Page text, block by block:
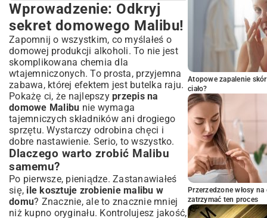
Wprowadzenie: Odkryj sekret domowego
Malibu!
Dlaczego warto zrobić Malibu samemu?
Co to jest Malibu i z czego się składa?
Kluczowe składniki oryginalnego likieru
Niezbędne składniki do Twojego
domowego Malibu
Wybór odpowiedniego rumu – biały czy
ciemny?
Mleczko kokosowe – gęste czy płynne?
Słodzik – cukier, syrop czy inny?
Krok po kroku: Jak przygotować
domowe Malibu?
Przygotowanie ekstraktu kokosowego
Łączenie składników i dojrzewanie
Butelkowanie i przechowywanie
Wprowadzenie: Odkryj
sekret domowego Malibu!
Zapomnij o wszystkim, co myślałeś o
domowej produkcji alkoholi. To nie jest
skomplikowana chemia dla
wtajemniczonych. To prosta, przyjemna
zabawa, której efektem jest butelka raju.
Pokażę ci, że najlepszy przepis na
domowe Malibu nie wymaga
tajemniczych składników ani drogiego
sprzętu. Wystarczy odrobina chęci i
dobre nastawienie. Serio, to wszystko.
Dlaczego warto zrobić Malibu
samemu?
Po pierwsze, pieniądze. Zastanawiałeś
się, ile kosztuje zrobienie malibu w
domu? Znacznie, ale to znacznie mniej
niż kupno oryginału. Kontrolujesz jakość,
Atopowe zapalenie
ciało?
Przerzedzone włosy
zatrzymać ten proces